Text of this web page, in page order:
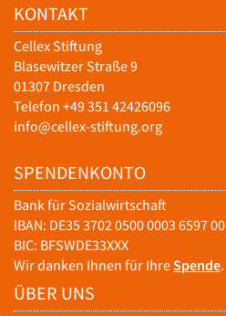
KONTAKT
Cellex Stiftung
Blasewitzer Straße 9
01307 Dresden
Telefon +49 351 42426096
info@cellex-stiftung.org
SPENDENKONTO
Bank für Sozialwirtschaft
IBAN: DE35 3702 0500 0003 6597 00
BIC: BFSWDE33XXX
Wir danken Ihnen für IhreSpende.
ÜBER UNS